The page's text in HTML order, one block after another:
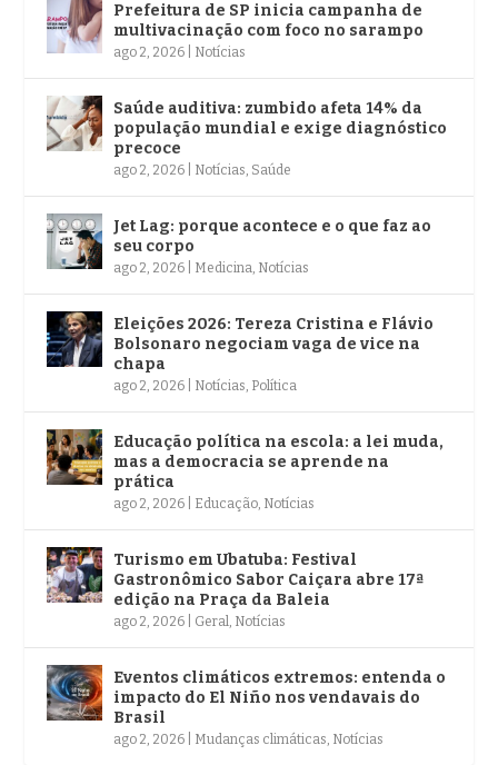
Prefeitura de SP inicia campanha de
multivacinação com foco no sarampo
ago 2, 2026 Notícias
Saúde auditiva: zumbido afeta 14% da
população mundial e exige diagnóstico
precoce
ago 2, 2026 Notícias, Saúde
Jet Lag: porque acontece e o que faz ao
seu corpo
ago 2, 2026 Medicina, Notícias
Eleições 2026: Tereza Cristina e Flávio
Bolsonaro negociam vaga de vice na
chapa
ago 2, 2026 Notícias, Política
Educação política na escola: a lei muda,
mas a democracia se aprende na
prática
ago 2, 2026 Educação, Notícias
Turismo em Ubatuba: Festival
Gastronômico Sabor Caiçara abre 17ª
edição na Praça da Baleia
ago 2, 2026 Geral, Notícias
Eventos climáticos extremos: entenda o
impacto do El Niño nos vendavais do
Brasil
ago 2, 2026 Mudanças climáticas, Notícias